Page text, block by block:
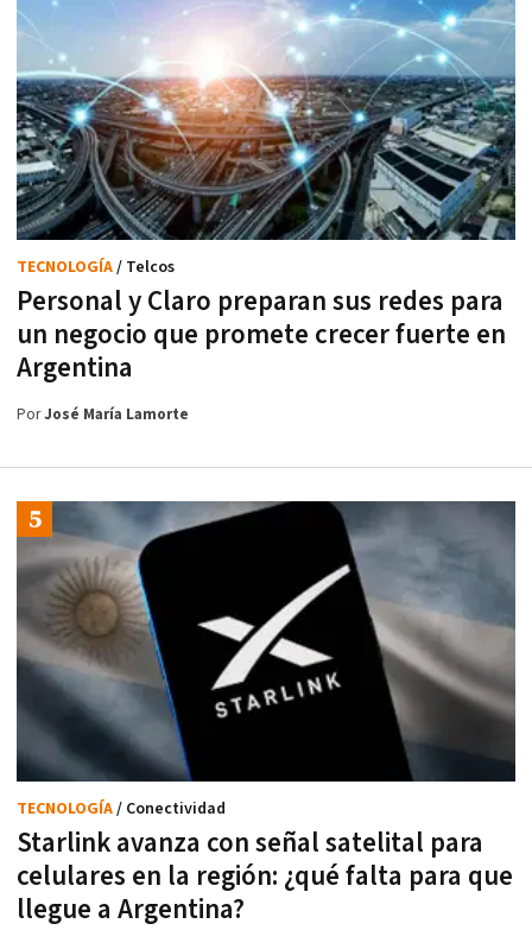
Personal y Claro preparan sus redes para
un negocio que promete crecer fuerte en
Argentina
TECNOLOGÍA/ Telcos
PorJosé María Lamorte
Starlink avanza con señal satelital para
celulares en la región: ¿qué falta para que
llegue a Argentina?
TECNOLOGÍA/ Conectividad